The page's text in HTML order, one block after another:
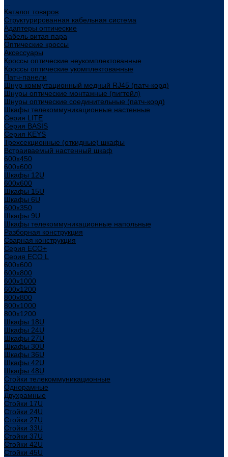
Каталог товаров
Структурированная кабельная система
Адаптеры оптические
Кабель витая пара
Оптические кроссы
Аксессуары
Кроссы оптические неукомплектованные
Кроссы оптические укомплектованные
Патч-панели
Шнур коммутационный медный RJ45 (патч-корд)
Шнуры оптические монтажные (пигтейл)
Шнуры оптические соединительные (патч-корд)
Шкафы телекоммуникационные настенные
Cерия LITE
Cерия BASIS
Cерия KEYS
Трехсекционные (откидные) шкафы
Встраиваемый настенный шкаф
600x450
600x600
Шкафы 12U
600x600
Шкафы 15U
Шкафы 6U
600x350
Шкафы 9U
Шкафы телекоммуникационные напольные
Разборная конструкция
Сварная конструкция
Серия ECO+
Серия ECO L
600x600
600x800
600х1000
600х1200
800x800
800х1000
800х1200
Шкафы 18U
Шкафы 24U
Шкафы 27U
Шкафы 30U
Шкафы 36U
Шкафы 42U
Шкафы 48U
Стойки телекоммуникационные
Однорамные
Двухрамные
Стойки 17U
Стойки 24U
Стойки 27U
Стойки 33U
Стойки 37U
Стойки 42U
Стойки 45U